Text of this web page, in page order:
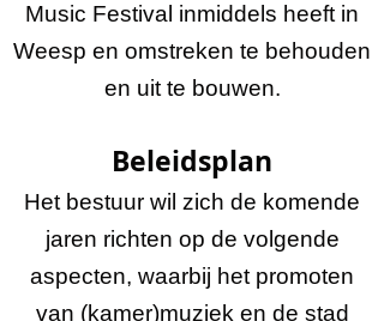
Music Festival inmiddels heeft in
Weesp en omstreken te behouden
en uit te bouwen.
Beleidsplan
Het bestuur wil zich de komende
jaren richten op de volgende
aspecten, waarbij het promoten
van (kamer)muziek en de stad